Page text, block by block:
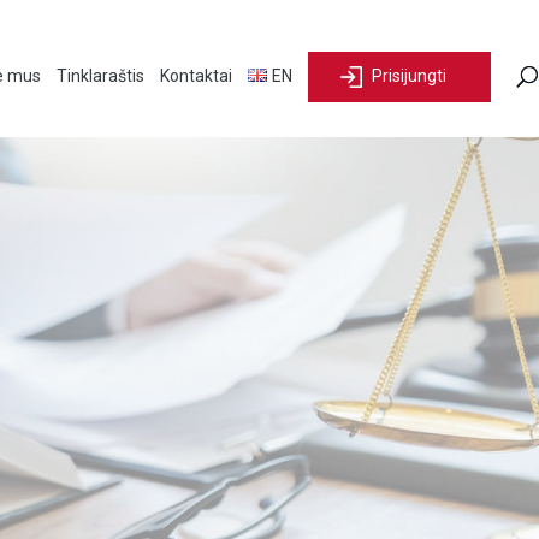
mus Tinklaraštis Kontaktai EN Prisijungti